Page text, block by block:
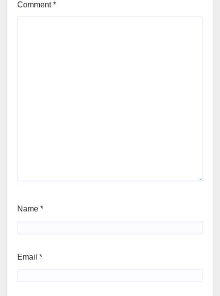
Comment*
Name *
Email *